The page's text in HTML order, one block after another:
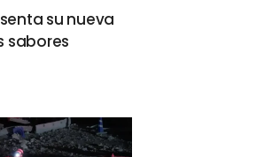
su nueva
sabores